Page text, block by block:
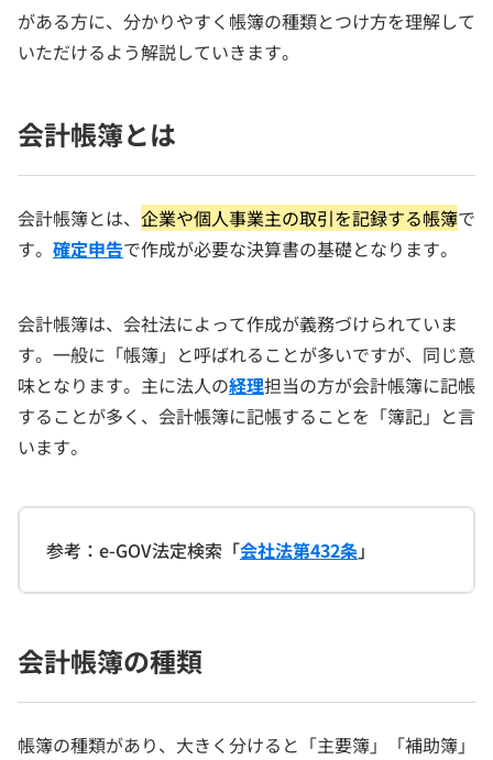
がある方に、分かりやすく帳簿の種類とつけ方を理解して
いただけるよう解説していきます。
会計帳簿とは
会計帳簿とは、 企業や個人事業主の取引を記録する帳簿で
す。 確定申告で作成が必要な決算書の基礎となります。
会計帳簿は、会社法によって作成が義務づけられていま
す。一般に「帳簿」と呼ばれることが多いですが、同じ意
味となります。主に法人の経理担当の方が会計帳簿に記帳
することが多く、会計帳簿に記帳することを「簿記」と言
います。
参考：e-GOV法定検索「会社法第432条」
会計帳簿の種類
帳簿の種類があり、大きく分けると「主要簿」「補助簿」